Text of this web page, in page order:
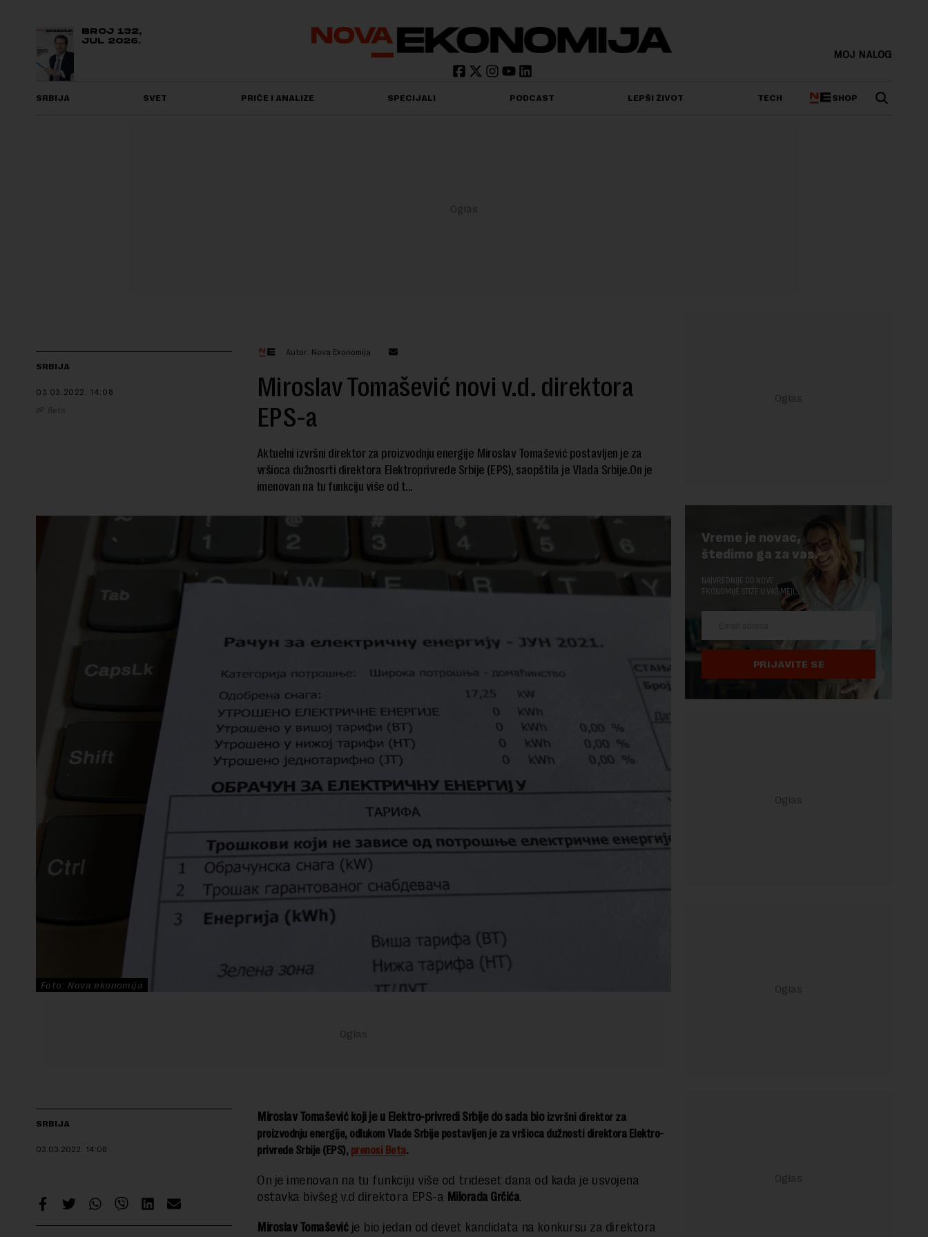
BROJ 132,
JUL 2026.
MOJ NALOG
SRBIJA SVET PRIČE I ANALIZE SPECIJALI PODCAST LEPŠI ŽIVOT TECH SHOP
SRBIJA
03.03.2022. 14:08
Beta
Autor: Nova Ekonomija
Miroslav Tomašević novi v.d. direktora
EPS-a
Aktuelni izvršni direktor za proizvodnju energije Miroslav Tomašević postavljen je za
vršioca dužnosrti direktora Elektroprivrede Srbije (EPS), saopštila je Vlada Srbije.On je
imenovan na tu funkciju više od t...
Foto: Nova ekonomija
SRBIJA
03.03.2022. 14:08
Miroslav Tomašević koji je u Elektro-privredi Srbije do sada bio izvršni direktor za
proizvodnju energije, odlukom Vlade Srbije postavljen je za vršioca dužnosti direktora Elektro-
privrede Srbije (EPS), prenosi Beta.
On je imenovan na tu funkciju više od trideset dana od kada je usvojena
ostavka bivšeg v.d direktora EPS-a Milorada Grčića.
Miroslav Tomaševićje bio jedan od devet kandidata na konkursu za direktora
Vreme je novac,
štedimo ga za vas.
NAJVREDNIJE OD NOVE
EKONOMIJE STIŽE U VAŠ MEJL.
PRIJAVITE SE